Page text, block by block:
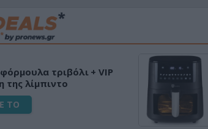
τριβόλι + VIP
της λίμπιντο
ΤΟ